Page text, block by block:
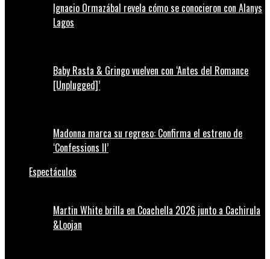
Ignacio Ormazábal revela cómo se conocieron con Alanys
Lagos
Baby Rasta & Gringo vuelven con ‘Antes del Romance
[Unplugged]’
Madonna marca su regreso: Confirma el estreno de
‘Confessions II’
Espectáculos
Martin White brilla en Coachella 2026 junto a Cachirula
&Loojan